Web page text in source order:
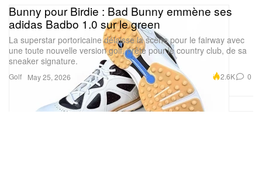
Golf
Bunny pour Birdie : Bad Bunny emmène ses
adidas Badbo 1.0 sur le green
La superstar portoricaine délaisse la scène pour le fairway avec
une toute nouvelle version golf, prête pour le country club, de sa
sneaker signature.
May 25, 2026 2.6K 0